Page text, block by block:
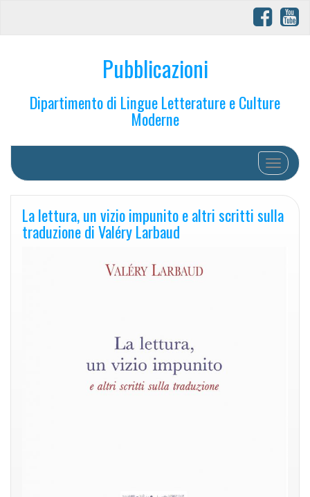
Pubblicazioni
Dipartimento di Lingue Letterature e Culture
Moderne
Toggle
La lettura, un vizio impunito e altri scritti sulla
traduzione di Valéry Larbaud